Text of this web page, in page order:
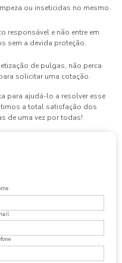
sem a devida proteção.
de pulgas, não perca
solicitar uma cotação.
para ajudá-lo a resolver esse
a total satisfação dos
de uma vez por todas!